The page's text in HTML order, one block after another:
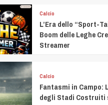
Calcio
L’Era dello “Sport-
Boom delle Leghe
Streamer
Calcio
Fantasmi in Campo:
degli Stadi Costruiti